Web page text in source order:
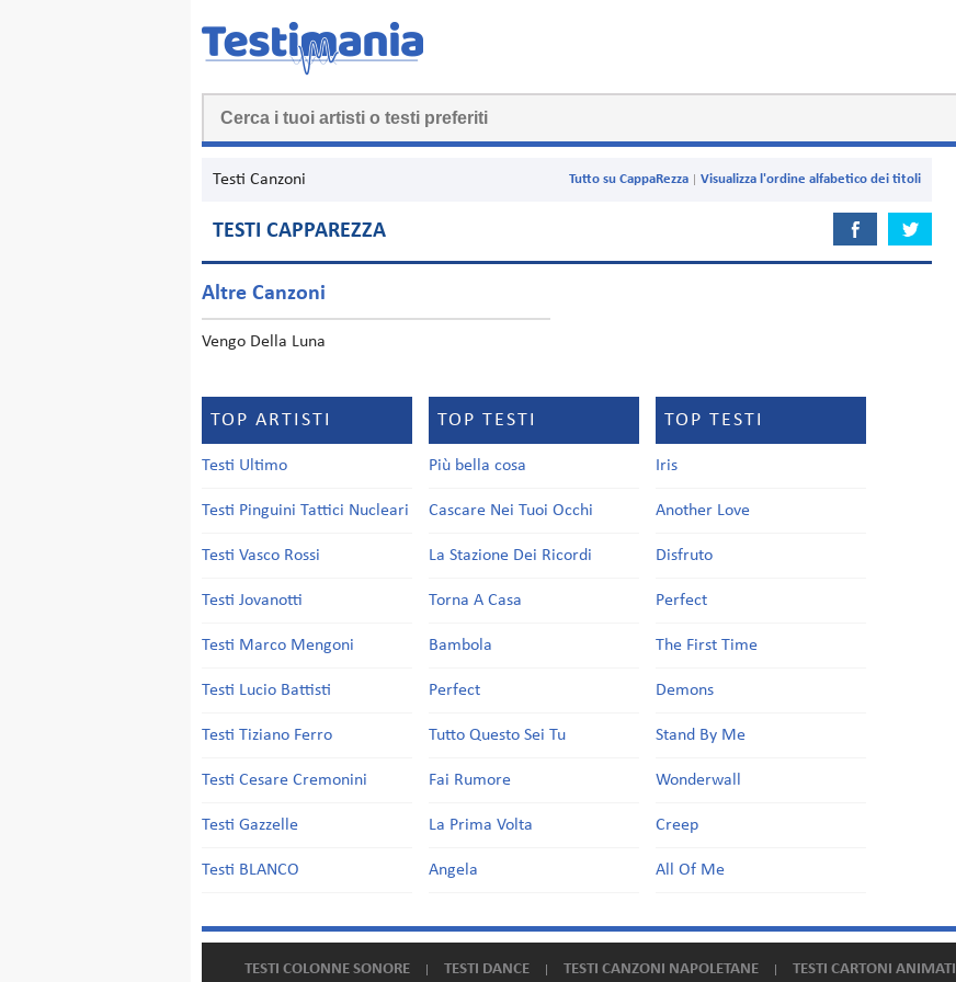
Testi Canzoni Visualizza l'ordine alfabetico dei titoli
Tutto su CappaRezza
TESTI CAPPAREZZA
Altre Canzoni
Vengo Della Luna
TOP ARTISTI
Testi Ultimo
Testi Pinguini Tattici Nucleari
Testi Vasco Rossi
Testi Jovanotti
Testi Marco Mengoni
Testi Lucio Battisti
Testi Tiziano Ferro
Testi Cesare Cremonini
Testi Gazzelle
Testi BLANCO
TOP TESTI
Più bella cosa
Cascare Nei Tuoi Occhi
La Stazione Dei Ricordi
Torna A Casa
Bambola
Perfect
Tutto Questo Sei Tu
Fai Rumore
La Prima Volta
Angela
TOP TESTI
Iris
Another Love
Disfruto
Perfect
The First Time
Demons
Stand By Me
Wonderwall
Creep
All Of Me
TESTI COLONNE SONORE TESTI DANCE TESTI CANZONI NAPOLETANE TESTI CARTONI ANIMATI